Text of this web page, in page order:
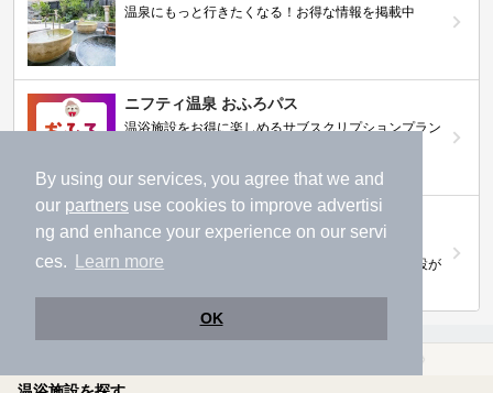
By using our services, you agree that we and
our partners use cookies to improve advertisi
ng and enhance your experience on our servi
ces.
Learn more
OK
温泉にもっと行きたくなる！お得な情報を掲載中
ニフティ温泉 おふろパス
温浴施設をお得に楽しめるサブスクリプションプラン
【ニフティライフスタイル株主優待のご案
内】
株主優待制度で人気の温浴施設に行こう！対象施設が